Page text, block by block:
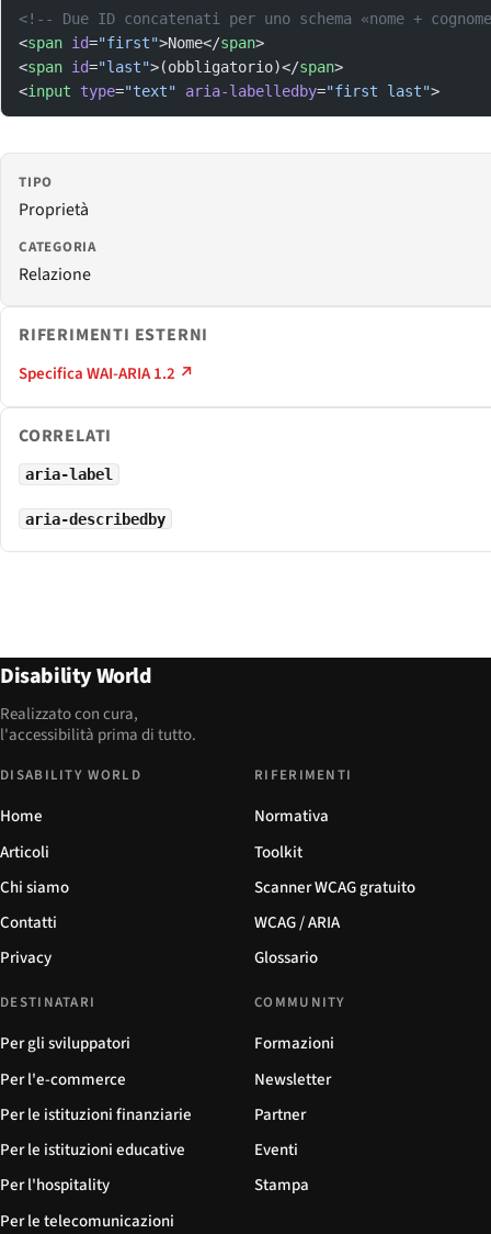
<!-- Due ID concatenati per uno schema «nome +
<span id="first">Nome</span>
<span id="last">(obbligatorio)</span>
<input type="text" aria-labelledby="first last">
TIPO
Proprietà
CATEGORIA
Relazione
RIFERIMENTI ESTERNI
Specifica WAI-ARIA 1.2 ↗
CORRELATI
aria-label
aria-describedby
Disability World
Realizzato con cura,
l'accessibilità prima di tutto.
DISABILITY WORLD
Home
Articoli
Chi siamo
Contatti
Privacy
RIFERIMENTI
Normativa
Toolkit
Scanner WCAG gratuito
WCAG / ARIA
Glossario
DESTINATARI
Per gli sviluppatori
Per l'e-commerce
Per le istituzioni finanziarie
Per le istituzioni educative
Per l'hospitality
Per le telecomunicazioni
COMMUNITY
Formazioni
Newsletter
Partner
Eventi
Stampa